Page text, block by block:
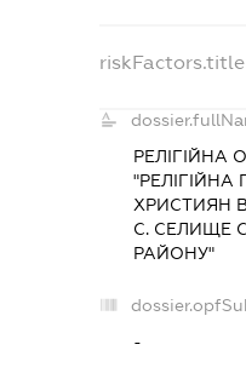
riskFactors.title
РЕЛІГІЙНА
ХРИСТИЯН
С. СЕЛИЩЕ
РАЙОНУ"
-